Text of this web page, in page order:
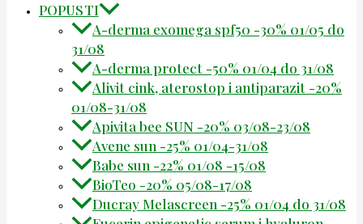
POPUSTI
A-derma exomega spf50 -30% 01/05 do
31/08
A-derma protect -50% 01/04 do 31/08
Alivit cink, aterostop i antiparazit -20%
01/08-31/08
Apivita bee SUN -20% 03/08-23/08
Avene sun -25% 01/04-31/08
Babe sun -22% 01/08 -15/08
BioTeo -20% 05/08-17/08
Ducray Melascreen -25% 01/04 do 31/08